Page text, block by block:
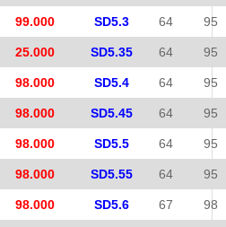
99.000 SD5.3 64 95
25.000 SD5.35 64 95
98.000 SD5.4 64 95
98.000 SD5.45 64 95
98.000 SD5.5 64 95
98.000 SD5.55 64 95
98.000 SD5.6 67 98